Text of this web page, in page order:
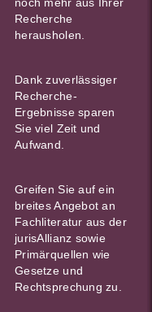
noch mehr aus Ihrer
Recherche
herausholen.
Dank zuverlässiger
Recherche-
Ergebnisse sparen
Sie viel Zeit und
Aufwand.
Greifen Sie auf ein
breites Angebot an
Fachliteratur aus der
jurisAllianz sowie
Primärquellen wie
Gesetze und
Rechtsprechung zu.